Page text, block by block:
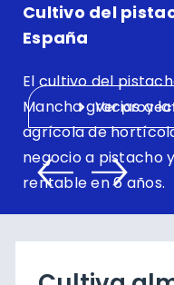
Cultivo del
España
El cultivo del
Mancha gracias a
agrícola de
negocio a pistacho
rentable en 6 años.
Ver